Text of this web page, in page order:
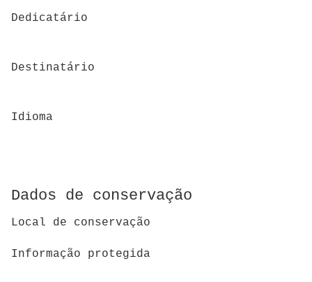
Dedicatário
Destinatário
Idioma
Dados de conservação
Local de conservação
Informação protegida